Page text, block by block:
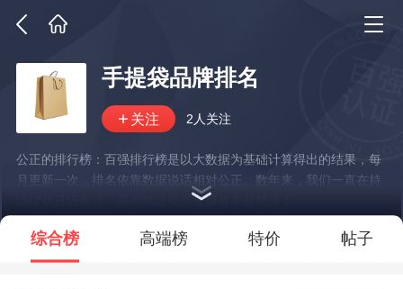
手提袋品牌排名
2人关注
公正的排行榜：百强排行榜是以大数据为基础计算得出的结果，每
月更新一次，排名依靠数据说话相对公正。数年来，我们一直在持
续优化升级算法，排名结果也会变得越来越精准！
*说明：仅展示部分数据
综合榜 高端榜 特价 帖子